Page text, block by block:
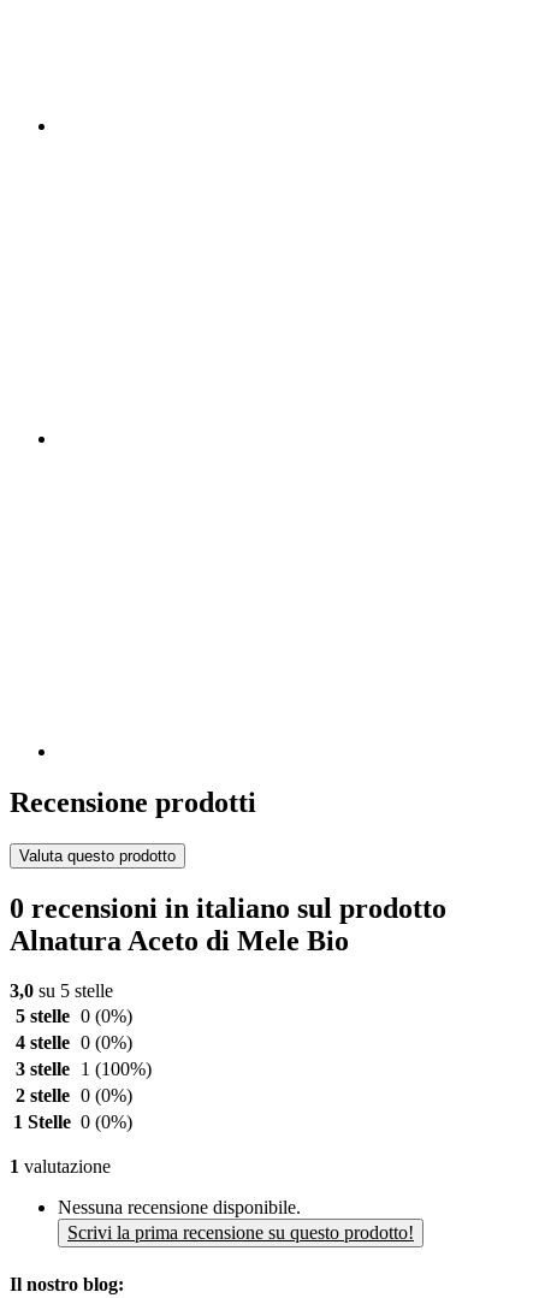
Recensione prodotti
Valuta questo prodotto
0 recensioni in italiano sul prodotto
Alnatura Aceto di Mele Bio
3,0 su 5 stelle
5 stelle 0 (0%)
4 stelle 0 (0%)
3 stelle
1 (100%)
2 stelle 0 (0%)
1 Stelle 0 (0%)
1 valutazione
Nessuna recensione disponibile.
Scrivi la prima recensione su questo prodotto!
Il nostro blog: